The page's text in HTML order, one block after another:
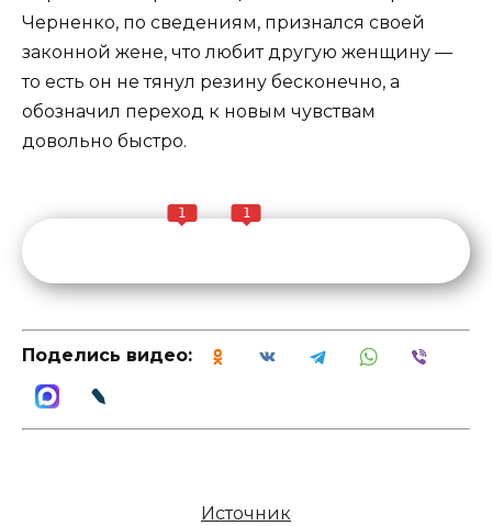
Черненко, по сведениям, признался своей
законной жене, что любит другую женщину —
то есть он не тянул резину бесконечно, а
обозначил переход к новым чувствам
довольно быстро.
1 1
Поделись видео:
Источник